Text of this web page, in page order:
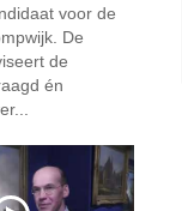
voor de
De
de
én